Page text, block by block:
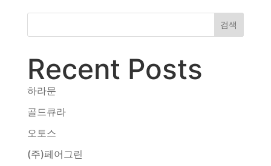
동영상, 홈페이지 - (주)분독
웹사이트 - 백조씽크
사진, 광고디자인 - 중외제약
검색
Recent Posts
하라문
골드큐라
오토스
(주)페어그린